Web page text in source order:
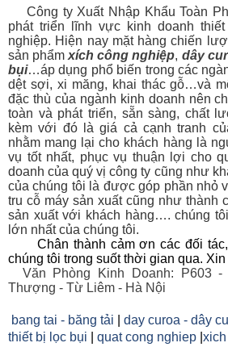
Công ty Xuất Nhập Khẩu Toàn
phát triển lĩnh vực kinh doanh
nghiệp. Hiện nay mặt hàng chiến
sản phẩm xích công nghiệp, dây
bụi…áp dụng phổ biến trong các
dệt sợi, xi măng, khai thác gỗ…và
đặc thù của ngành kinh doanh nên
toàn và phát triển, sẵn sàng, chất
kèm với đó là giá cả cạnh tranh
nhằm mang lại cho khách hàng là
vụ tốt nhất, phục vụ thuận lợi cho
doanh của quý vị công ty cũng như
của chúng tôi là được góp phần nhỏ
tru cỗ máy sản xuất cũng như thành
sản xuất với khách hàng…. chúng
lớn nhất của chúng tôi.
Chân thành cảm ơn các đối
chúng tôi trong suốt thời gian qua.
Văn Phòng Kinh Doanh: P603
Thượng - Từ Liêm - Hà Nội
bang tai - băng tải day curoa - dây
thiết bị lọc bụi
quat cong nghiep